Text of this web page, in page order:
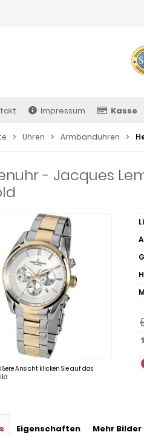
Impressum Kasse
Uhren Armbanduhren
- Jacques
Ansicht klicken Sie auf das
Eigenschaften Mehr Bilder